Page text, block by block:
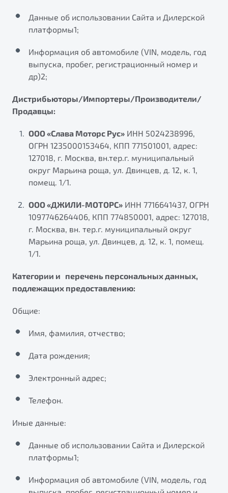
Обзор В наличии
Данные об использовании Сайта и Дилерской
платформы1;
Информация об автомобиле (VIN, модель, год
выпуска, пробег, регистрационный номер и
др)2;
Дистрибьюторы/Импортеры/Производители/
Продавцы:
ООО «Слава Моторс Рус» ИНН 5024238996,
ОГРН 1235000153464, КПП 771501001, адрес:
127018, г. Москва, вн.тер.г. муниципальный
округ Марьина роща, ул. Двинцев, д. 12, к. 1,
помещ. 1/1.
ООО «ДЖИЛИ-МОТОРС» ИНН 7716641437, ОГРН
1097746264406, КПП 774850001, адрес: 127018,
г. Москва, вн. тер.г. муниципальный округ
Марьина роща, ул. Двинцев, д. 12, к. 1, помещ.
1/1.
Категории и перечень персональных данных,
подлежащих предоставлению:
Общие:
Имя, фамилия, отчество;
Дата рождения;
Электронный адрес;
Телефон.
Иные данные:
Данные об использовании Сайта и Дилерской
платформы1;
Информация об автомобиле (VIN, модель, год